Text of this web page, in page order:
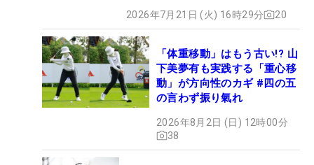
2026年7月21日 (火) 16時29分 20
「体重移動」はもう古い!? 山
下美夢有も実践する「重心移
動」が方向性のカギ #四の五
の言わず振り氣れ
2026年8月2日 (日) 12時00分
38